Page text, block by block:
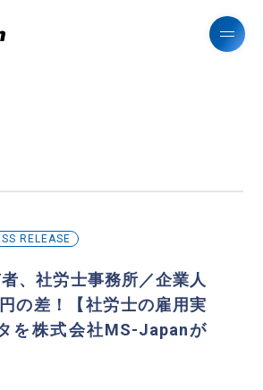
RELEASE
、社労士事務所／企業人
の差！【社労士の雇用実
を株式会社MS-Japanが